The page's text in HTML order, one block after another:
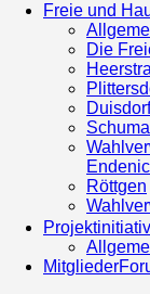
Freie und
Die
Duisdorf
Röttgen